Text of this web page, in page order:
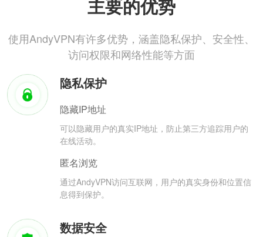
主要的优势
使用AndyVPN有许多优势，涵盖隐私保护、安全性、
访问权限和网络性能等方面
隐私保护
隐藏IP地址
可以隐藏用户的真实IP地址，防止第三方追踪用户的
在线活动。
匿名浏览
通过AndyVPN访问互联网，用户的真实身份和位置信
息得到保护。
数据安全